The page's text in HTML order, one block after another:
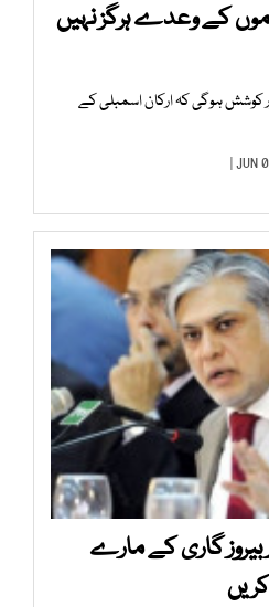
کے وعدے ہرگز نہیں
ہوگی کہ ارکان اسمبلی کے
بیروز گاری کے مارے